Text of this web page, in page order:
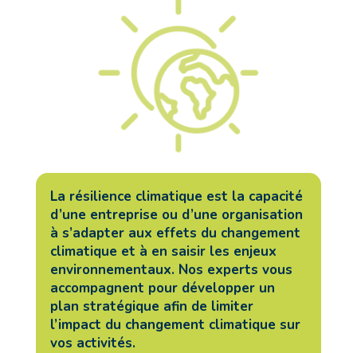
La résilience climatique est la capacité
d’une entreprise ou d’une organisation
à s’adapter aux effets du changement
climatique et à en saisir les enjeux
environnementaux. Nos experts vous
accompagnent pour développer un
plan stratégique afin de limiter
l’impact du changement climatique sur
vos activités.